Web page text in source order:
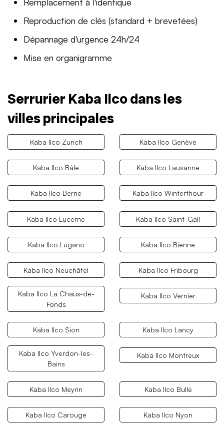
Reproduction de clés (standard + brevetées)
Dépannage d'urgence 24h/24
Mise en organigramme
Serrurier Kaba Ilco dans les
villes principales
Kaba Ilco Zurich Kaba Ilco Genève
Kaba Ilco Bâle Kaba Ilco Lausanne
Kaba Ilco Berne Kaba Ilco Winterthour
Kaba Ilco Lucerne Kaba Ilco Saint-Gall
Kaba Ilco Lugano Kaba Ilco Bienne
Kaba Ilco Neuchâtel Kaba Ilco Fribourg
Kaba Ilco La Chaux-de-
Fonds
Kaba Ilco Vernier
Kaba Ilco Sion Kaba Ilco Lancy
Kaba Ilco Yverdon-les-
Bains
Kaba Ilco Montreux
Kaba Ilco Meyrin Kaba Ilco Bulle
Kaba Ilco Carouge Kaba Ilco Nyon